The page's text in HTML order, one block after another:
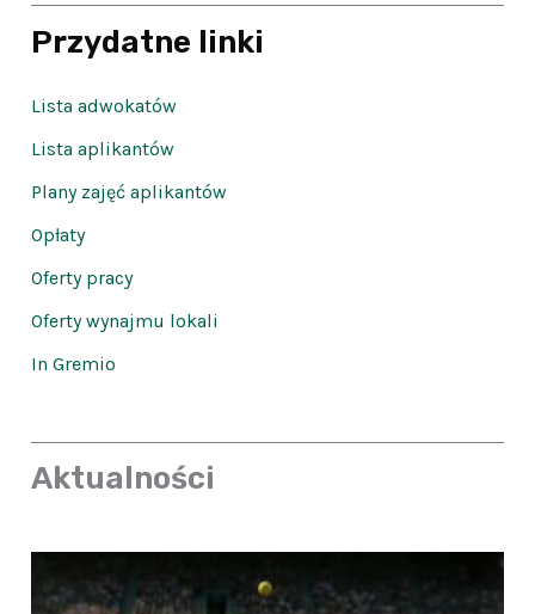
Przydatne linki
Lista adwokatów
Lista aplikantów
Plany zajęć aplikantów
Opłaty
Oferty pracy
Oferty wynajmu lokali
In Gremio
Aktualności